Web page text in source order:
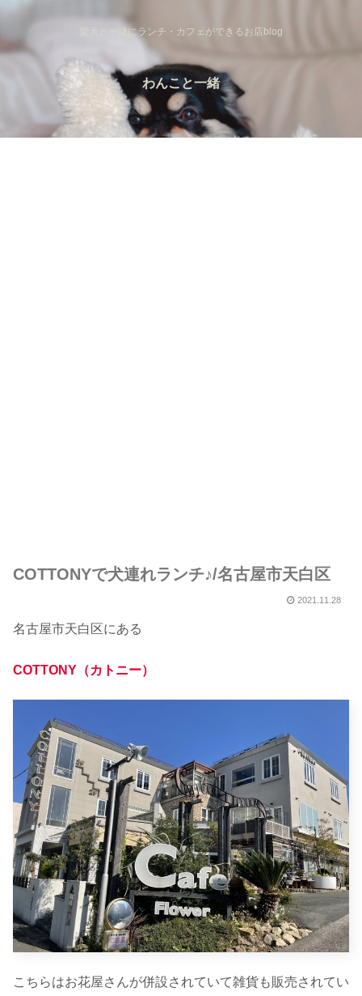
愛犬と一緒にランチ・カフェができるお店blog
わんこと一緒
COTTONYで犬連れランチ♪/名古屋市天白区
2021.11.28
名古屋市天白区にある
COTTONY（カトニー）
こちらはお花屋さんが併設されていて雑貨も販売されてい